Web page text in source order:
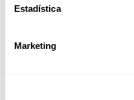
Estadística
Marketing